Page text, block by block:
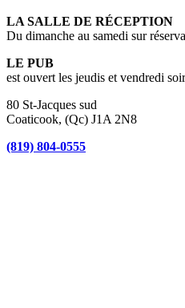
LA SALLE DE RÉCEPTION
Du dimanche au samedi sur
LE PUB
est ouvert les jeudis et vendredi
80 St-Jacques sud
Coaticook, (Qc) J1A 2N8
(819) 804-0555